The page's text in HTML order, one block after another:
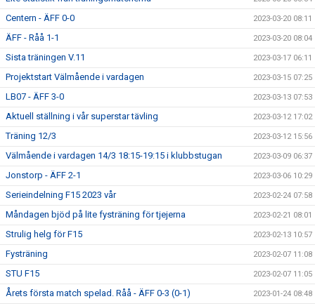
Centern - ÄFF 0-0 2023-03-20 08:11
ÄFF - Råå 1-1 2023-03-20 08:04
Sista träningen V.11 2023-03-17 06:11
Projektstart Välmående i vardagen 2023-03-15 07:25
LB07 - ÄFF 3-0 2023-03-13 07:53
Aktuell ställning i vår superstar tävling 2023-03-12 17:02
Träning 12/3 2023-03-12 15:56
Välmående i vardagen 14/3 18:15-19:15 i klubbstugan 2023-03-09 06:37
Jonstorp - ÄFF 2-1 2023-03-06 10:29
Serieindelning F15 2023 vår 2023-02-24 07:58
Måndagen bjöd på lite fysträning för tjejerna 2023-02-21 08:01
Strulig helg för F15 2023-02-13 10:57
Fysträning 2023-02-07 11:08
STU F15 2023-02-07 11:05
Årets första match spelad. Råå - ÄFF 0-3 (0-1) 2023-01-24 08:48